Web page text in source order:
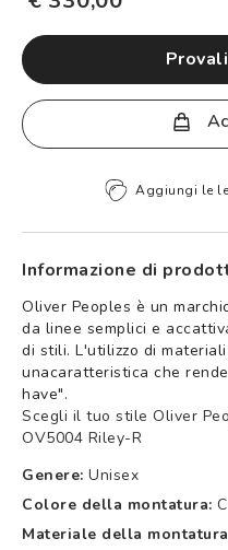
Aggiungi le
Informazione di
Oliver Peoples è un
da linee semplici e
di stili. L'utilizzo di
unacaratteristica che
have".
Scegli il tuo stile Oliver
OV5004 Riley-R
Genere: Unisex
Colore della montatura:
Materiale della